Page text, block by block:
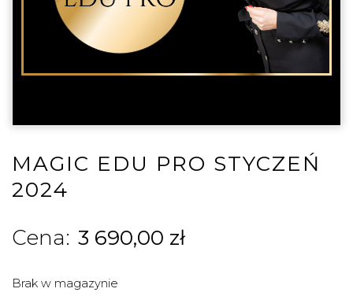
MAGIC EDU PRO STYCZEŃ
2024
3 690,00 zł
Brak w magazynie